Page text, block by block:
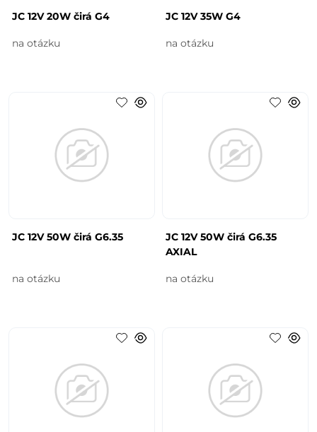
JC 12V 20W čirá G4
na otázku
JC 12V 35W G4
na otázku
JC 12V 50W čirá G6.35
na otázku
JC 12V 50W čirá G6.35
AXIAL
na otázku